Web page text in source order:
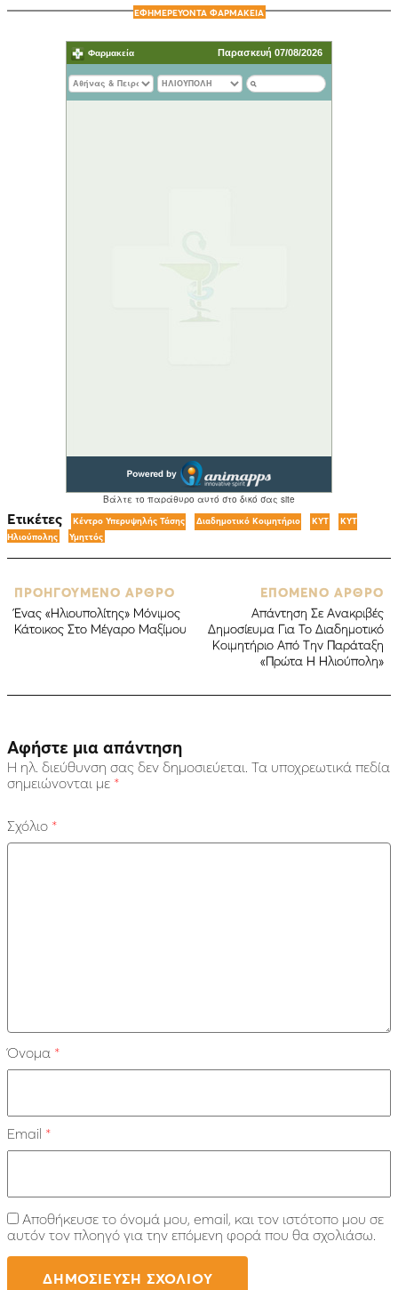
ΕΦΗΜΕΡΕΥΟΝΤΑ ΦΑΡΜΑΚΕΙΑ
Ετικέτες Kέντρο Υπερυψηλής Τάσης Διαδημοτικό Κοιμητήριο ΚΥΤ
ΚΥΤ
Ηλιούπολης
Υμηττός
ΠΡΟΗΓΟΥΜΕΝΟ ΑΡΘΡΟ
Ένας «Ηλιουπολίτης» Μόνιμος
Κάτοικος Στο Μέγαρο Μαξίμου
ΕΠΟΜΕΝΟ ΑΡΘΡΟ
Απάντηση Σε Ανακριβές
Δημοσίευμα Για Το Διαδημοτικό
Κοιμητήριο Από Την Παράταξη
«Πρώτα Η Ηλιούπολη»
Αφήστε μια απάντηση
Η ηλ. διεύθυνση σας δεν δημοσιεύεται. Τα υποχρεωτικά πεδία
σημειώνονται με *
Σχόλιο *
Όνομα *
Email *
Αποθήκευσε το όνομά μου, email, και τον ιστότοπο μου σε
αυτόν τον πλοηγό για την επόμενη φορά που θα σχολιάσω.